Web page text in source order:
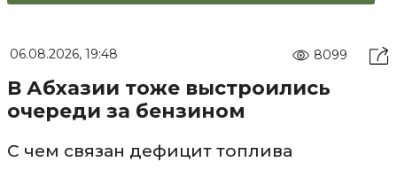
06.08.2026, 19:48 8099
В Абхазии тоже выстроились
очереди за бензином
С чем связан дефицит топлива